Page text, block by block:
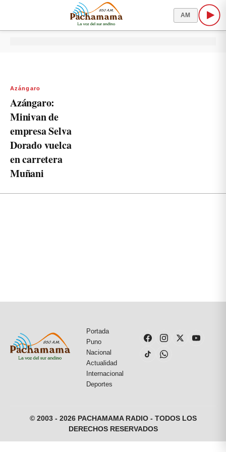
AM
Azángaro
Azángaro:
Minivan de
empresa Selva
Dorado vuelca
en carretera
Muñani
Portada
Puno
Nacional
Actualidad
Internacional
Deportes
© 2003 - 2026 PACHAMAMA RADIO - TODOS LOS
DERECHOS RESERVADOS